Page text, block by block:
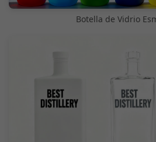
Botella de Vidrio